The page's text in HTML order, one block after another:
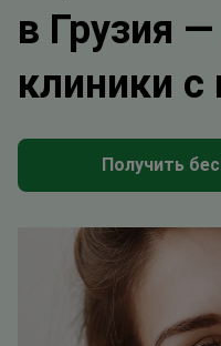
в Грузия
клиники с
Получить